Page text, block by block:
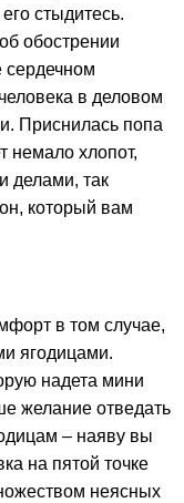
стыдитесь.
обострении
сердечном
в деловом
Приснилась попа
немало хлопот,
делами, так
который вам
в том случае,
ягодицами.
надета мини
желание отведать
– наяву вы
на пятой точке
неясных